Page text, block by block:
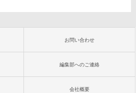
お問い合わせ
編集部へのご連絡
会社概要